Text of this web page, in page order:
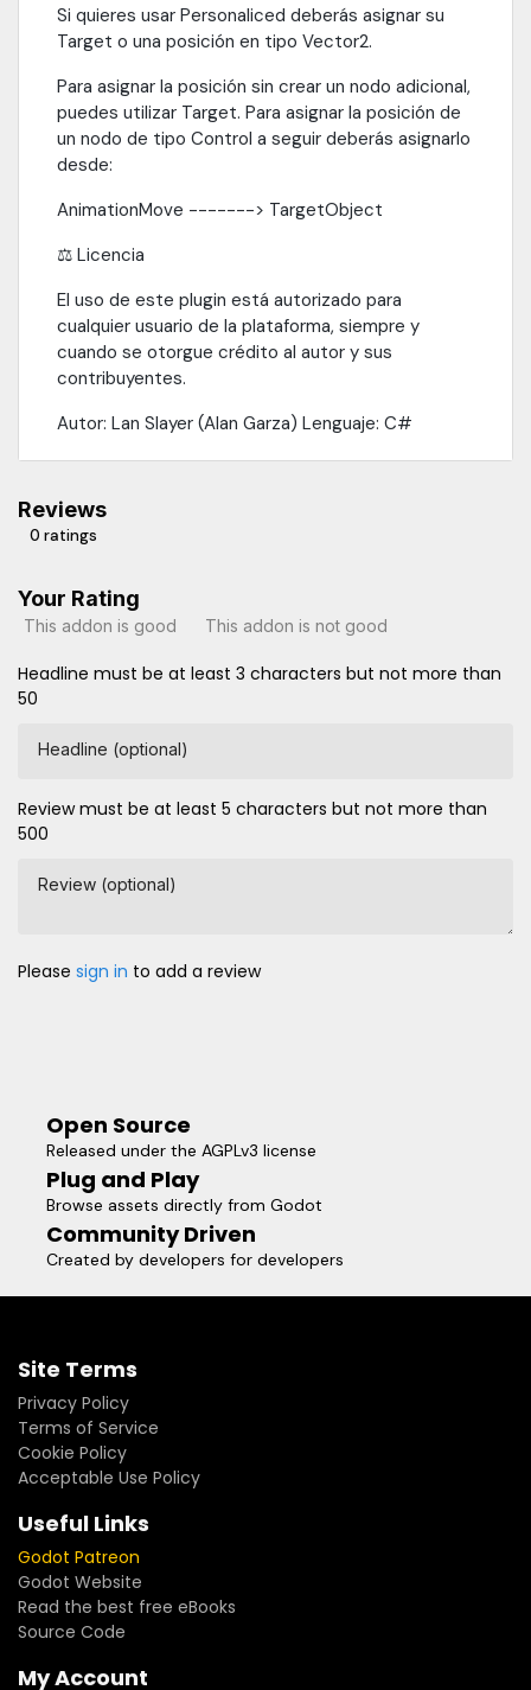
Si quieres usar Personaliced deberás asignar su
Target o una posición en tipo Vector2.
Para asignar la posición sin crear un nodo adicional,
puedes utilizar Target. Para asignar la posición de
un nodo de tipo Control a seguir deberás asignarlo
desde:
AnimationMove -------> TargetObject
⚖️ Licencia
El uso de este plugin está autorizado para
cualquier usuario de la plataforma, siempre y
cuando se otorgue crédito al autor y sus
contribuyentes.
Autor: Lan Slayer (Alan Garza) Lenguaje: C#
Reviews
0 ratings
Your Rating
This addon is good This addon is not good
Headline must be at least 3 characters but not more than
50
Headline (optional)
Review must be at least 5 characters but not more than
500
Review (optional)
Please sign in to add a review
Open Source
Released under the AGPLv3 license
Plug and Play
Browse assets directly from Godot
Community Driven
Created by developers for developers
Site Terms
Privacy Policy
Terms of Service
Cookie Policy
Acceptable Use Policy
Useful Links
Godot Patreon
Godot Website
Read the best free eBooks
Source Code
My Account